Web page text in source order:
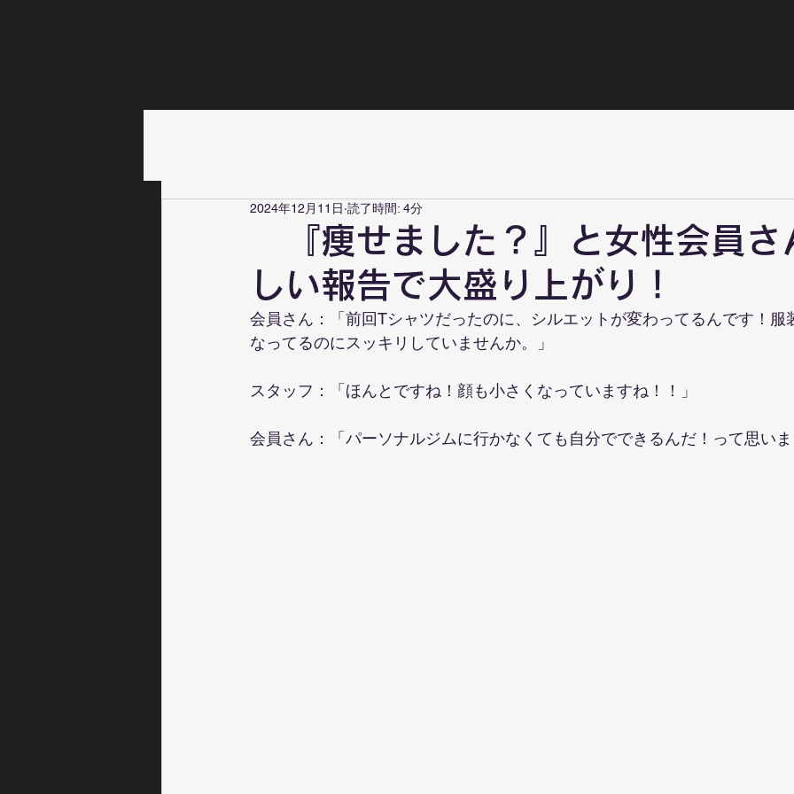
『痩せました？』と女性会員さ
しい報告で大盛り上がり！
2024年12月11日 読了時間: 4分
会員さん：「前回Tシャツだったのに、シルエットが変わってるんです！服
なってるのにスッキリしていませんか。」
スタッフ：「ほんとですね！顔も小さくなっていますね！！」
会員さん：「パーソナルジムに行かなくても自分でできるんだ！って思い